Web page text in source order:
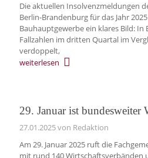
Die aktuellen Insolvenzmeldungen
Berlin‑Brandenburg für das Jahr
Bauhauptgewerbe ein klares Bild: In
Fallzahlen im dritten Quartal im
verdoppelt,
weiterlesen
29. Januar ist bundesweiter
27.01.2025von Redaktion
Am 29. Januar 2025 ruft die
mit rund 140